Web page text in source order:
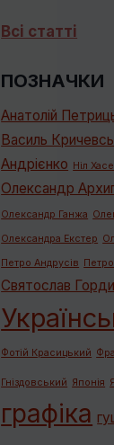
Всі статті
ПОЗНАЧКИ
Анатолій
Василь
Андрієнко Ніл
Олександр
Олександр Ганжа
Олександра Екстер
Петро Андрусів
Святослав
Фотій Красицький
Гніздовський Японія
графiка